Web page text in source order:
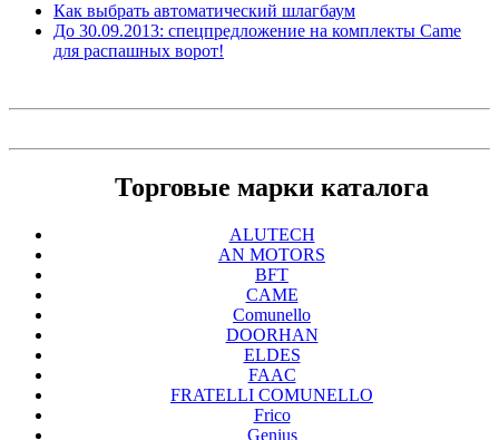
Как выбрать автоматический шлагбаум
До 30.09.2013: спецпредложение на комплекты Came
для распашных ворот!
Торговые марки каталога
ALUTECH
AN MOTORS
BFT
CAME
Comunello
DOORHAN
ELDES
FAAC
FRATELLI COMUNELLO
Frico
Genius